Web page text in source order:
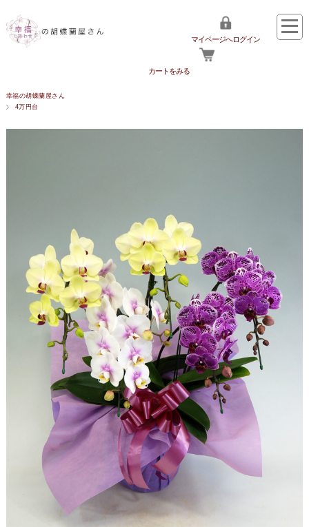
マイページへログイン
カートをみる
幸福の胡蝶蘭屋さん
4万円台